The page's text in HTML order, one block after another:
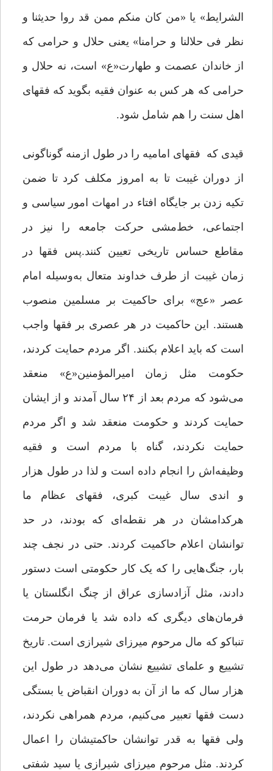
الشرایط» یا «من کان منکم ممن قد روا حدیثنا و
نظر فى حلالنا و حرامنا» یعنی حلال و حرامی که
از خاندان عصمت و طهارت«ع» است، نه حلال و
حرامی که هر کس به عنوان فقیه بگوید که فقهای
اهل سنت را هم شامل شود.
قیدی که فقهای امامیه را در طول ازمنه گوناگونی
از دوران غیبت تا به امروز مکلف کرد تا ضمن
تکیه زدن بر جایگاه افتاء در امهات امور سیاسی و
اجتماعی، خط‌مشی حرکت جامعه را نیز در
مقاطع حساس تاریخی تعیین کنند.پس فقها در
زمان غیبت از طرف خداوند متعال به‌وسیله امام
عصر «عج» برای حاکمیت بر مسلمین منصوب
هستند. این حاکمیت در هر عصری بر فقها واجب
است که باید اعلام بکنند. اگر مردم حمایت کردند،
حکومت مثل زمان امیرالمؤمنین«ع» منعقد
می‌شود که مردم بعد از ۲۴ سال آمدند و از ایشان
حمایت کردند و حکومت منعقد شد و اگر مردم
حمایت نکردند، گناه با مردم است و فقیه
وظیفه‌اش را انجام داده است و لذا در طول هزار
و اندی سال غیبت کبری، فقهای عظام ما
هرکدامشان در هر نقطه‌ای که بودند، در حد
توانشان اعلام حاکمیت کردند. حتی در نجف چند
بار، جنگ‌هایی را که یک کار حکومتی است دستور
دادند، مثل آزادسازی عراق از چنگ انگلستان یا
فرمان‌های دیگری که داده شد یا فرمان حرمت
تنباکو که مال مرحوم میرزای شیرازی است. تاریخ
تشییع و علمای تشییع نشان می‌دهد در طول این
هزار سال که ما از آن به دوران انقباض یا بستگی
دست فقها تعبیر می‌کنیم، مردم همراهی نکردند،
ولی فقها به قدر توانشان حاکمتیشان را اعمال
کردند. مثل مرحوم میرزای شیرازی یا سید شفتی